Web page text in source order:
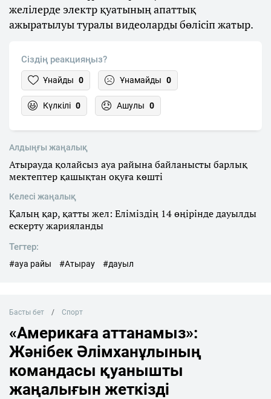
желілерде электр қуатының апаттық
ажыратылуы туралы видеоларды бөлісіп жатыр.
Сіздің реакцияңыз?
Ұнайды 0 Ұнамайды 0
Күлкілі 0 Ашулы 0
Алдыңғы жаңалық
Атырауда қолайсыз ауа райына байланысты барлық
мектептер қашықтан оқуға көшті
Келесі жаңалық
Қалың қар, қатты жел: Еліміздің 14 өңірінде дауылды
ескерту жарияланды
Тегтер:
#ауа райы #Атырау #дауыл
Басты бет Спорт
«Америкаға аттанамыз»:
Жәнібек Әлімханұлының
командасы қуанышты
жаңалығын жеткізді